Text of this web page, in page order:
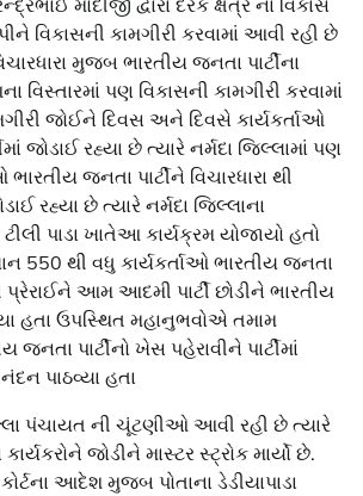
વિકાસની કામગીરી કરવામાં આવી રહી છે
મુજબ ભારતીય જનતા પાર્ટીના
વિસ્તારમાં પણ વિકાસની કામગીરી કરવામાં
જોઈને દિવસ અને દિવસે કાર્યકર્તાઓ
જોડાઈ રહ્યા છે ત્યારે નર્મદા જિલ્લામાં પણ
જનતા પાર્ટીને વિચારધારા થી
રહ્યા છે ત્યારે નર્મદા જિલ્લાના
ટીલી પાડા ખાતેઆ કાર્યક્રમ યોજાયો હતો
550 થી વધુ કાર્યકર્તાઓ ભારતીય જનતા
પ્રેરાઈને આમ આદમી પાર્ટી છોડીને ભારતીય
હતા ઉપસ્થિત મહાનુભવોએ તમામ
જનતા પાર્ટીનો ખેસ પહેરાવીને પાર્ટીમાં
પાઠવ્યા હતા
પંચાયત ની ચૂંટણીઓ આવી રહી છે ત્યારે
જોડીને માસ્ટર સ્ટ્રોક માર્યો છે.
આદેશ મુજબ પોતાના ડેડીયાપાડા